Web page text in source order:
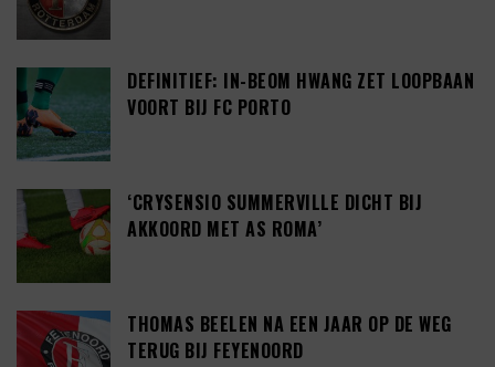
DEFINITIEF: IN-BEOM HWANG ZET LOOPBAAN
VOORT BIJ FC PORTO
‘CRYSENSIO SUMMERVILLE DICHT BIJ
AKKOORD MET AS ROMA’
THOMAS BEELEN NA EEN JAAR OP DE WEG
TERUG BIJ FEYENOORD